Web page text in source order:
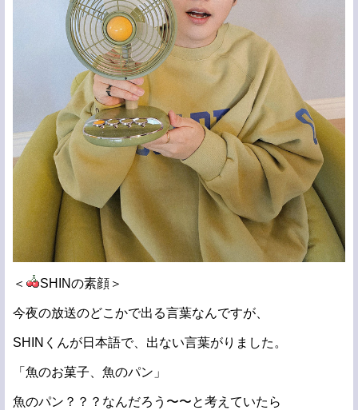
＜ SHINの素顔＞
今夜の放送のどこかで出る言葉なんですが、
SHINくんが日本語で、出ない言葉がりました。
「魚のお菓子、魚のパン」
魚のパン？？？なんだろう〜〜と考えていたら